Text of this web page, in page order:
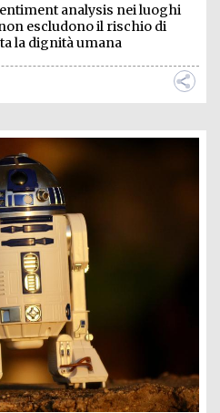
analysis nei luoghi
escludono il rischio di
la dignità umana